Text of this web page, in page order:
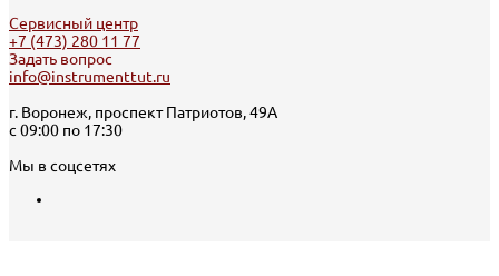
Сервисный центр
+7 (473) 280 11 77
Задать вопрос
info@instrumenttut.ru
г. Воронеж, проспект Патриотов, 49А
с 09:00 по 17:30
Мы в соцсетях